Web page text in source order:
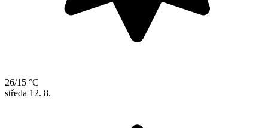
26/15 °C
středa 12. 8.